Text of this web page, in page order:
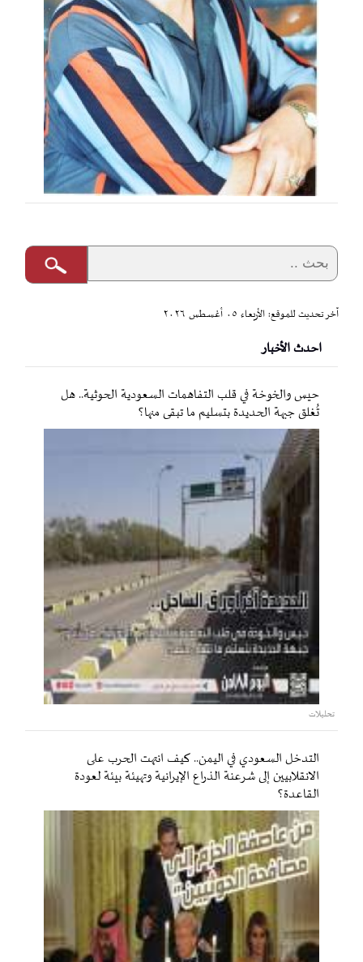
آخر تحديث للموقع: الأربعاء ٠٥ أغسطس ٢٠٢٦
احدث الأخبار
حيس والخوخة في قلب التفاهمات السعودية الحوثية.. هل
تُغلق جبهة الحديدة بتسليم ما تبقى منها؟
تحليلات
التدخل السعودي في اليمن.. كيف انتهت الحرب على
الانقلابيين إلى شرعنة الذراع الإيرانية وتهيئة بيئة لعودة
القاعدة؟